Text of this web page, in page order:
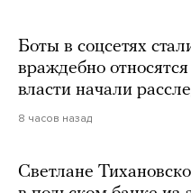
Боты в соцсетях
враждебно
власти начали
8 часов назад
Светлане